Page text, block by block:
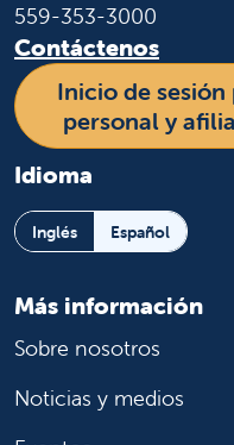
559-353-3000
Contáctenos
Inicio de sesión
personal y
Idioma
Inglés Español
Más información
Sobre nosotros
Noticias y medios